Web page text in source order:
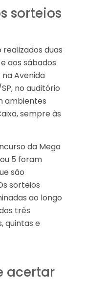
sorteios
duas
aos sábados
na Avenida
no auditório
ambientes
sempre às
da Mega
5 foram
são
sorteios
ao longo
três
quintas e
acertar